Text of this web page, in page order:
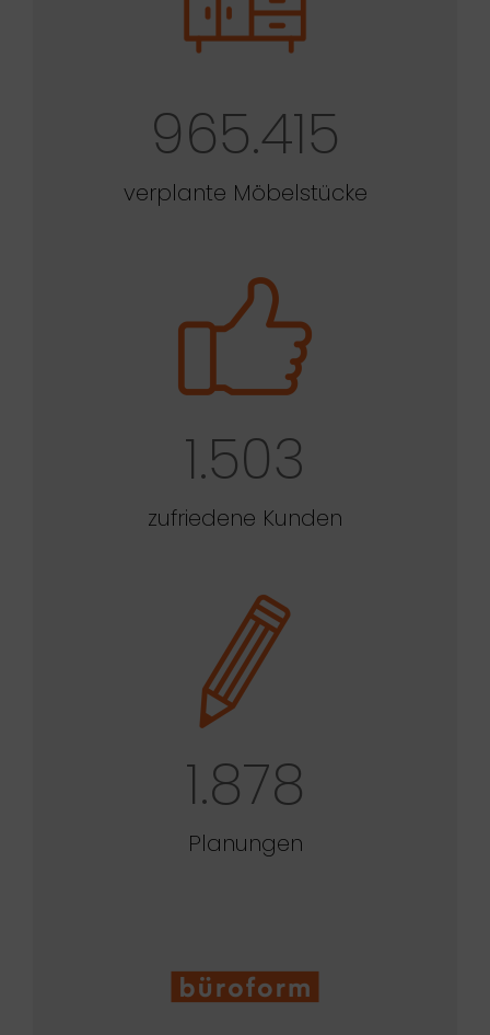
965.415
verplante Möbelstücke
1.503
zufriedene Kunden
1.878
Planungen